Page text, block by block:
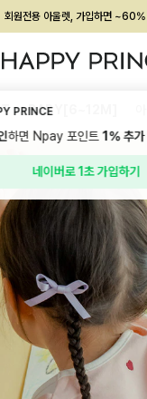
멤버십 최대 28,000원 혜택
BABY[6~12M]
PRINCE
하면 Npay 포인트1%추가
네이버로 1초 가입하기